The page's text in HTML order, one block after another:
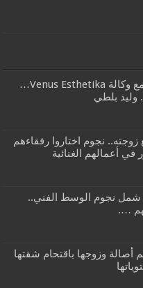
بالفيديو: بعد تعاقدها مع وكالة Venus Esthetika…
بلطي
زوجته.. نجوم اختاروا رفقاءهم
في أعمالهم الغنائية
شمل نجوم الوسط الفني..
….
وزوجها باقتحام شقتها